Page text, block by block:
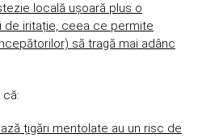
locală ușoară plus o
iritație, ceea ce permite
să tragă mai adânc
țigări mentolate au un risc de